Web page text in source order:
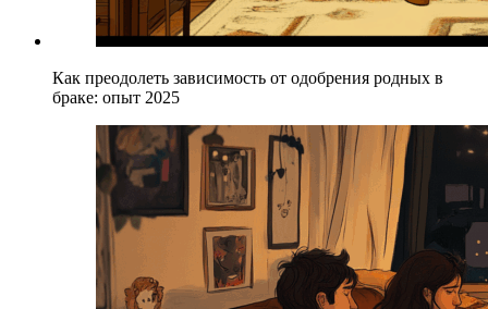
Как преодолеть зависимость от одобрения родных в
браке: опыт 2025